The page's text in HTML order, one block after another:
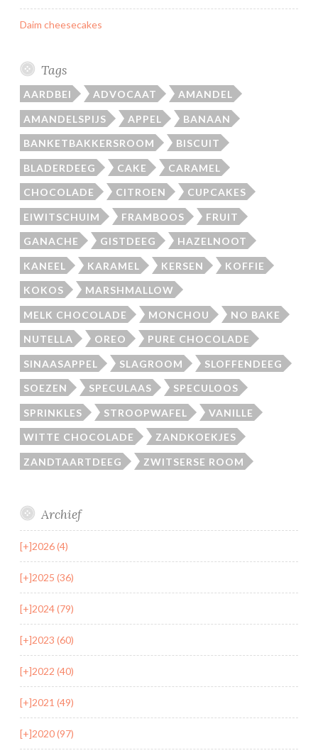
Daim cheesecakes
Tags
AARDBEI ADVOCAAT AMANDEL
AMANDELSPIJS APPEL BANAAN
BANKETBAKKERSROOM BISCUIT
BLADERDEEG CAKE CARAMEL
CHOCOLADE CITROEN CUPCAKES
EIWITSCHUIM FRAMBOOS FRUIT
GANACHE GISTDEEG HAZELNOOT
KANEEL KARAMEL KERSEN KOFFIE
KOKOS MARSHMALLOW
MELK CHOCOLADE MONCHOU NO BAKE
NUTELLA OREO PURE CHOCOLADE
SINAASAPPEL SLAGROOM SLOFFENDEEG
SOEZEN SPECULAAS SPECULOOS
SPRINKLES STROOPWAFEL VANILLE
WITTE CHOCOLADE ZANDKOEKJES
ZANDTAARTDEEG ZWITSERSE ROOM
Archief
[+]2026 (4)
[+]2025 (36)
[+]2024 (79)
[+]2023 (60)
[+]2022 (40)
[+]2021 (49)
[+]2020 (97)